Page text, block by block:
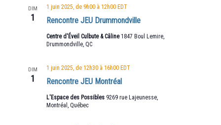
DIM
1 Rencontre JEU Drummondville
1 juin 2025, de 9h00à 12h00 EDT
Centre d'Éveil Culbute & Câline 1847 Boul Lemire,
Drummondville, QC
DIM
1 Rencontre JEU Montréal
1 juin 2025, de 12h30à 16h00 EDT
L'Espace des Possibles 9269 rue Lajeunesse,
Montréal, Québec